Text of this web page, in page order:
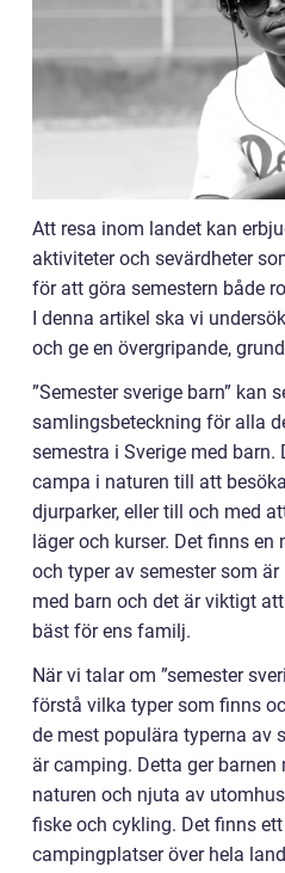
Att resa inom landet kan
aktiviteter och sevärdheter
för att göra semestern både
I denna artikel ska vi
och ge en övergripande,
”Semester sverige barn” kan
samlingsbeteckning för alla
semestra i Sverige med
campa i naturen till att
djurparker, eller till och med
läger och kurser. Det finns
och typer av semester som
med barn och det är viktigt
bäst för ens familj.
När vi talar om ”semester
förstå vilka typer som finns
de mest populära typerna av
är camping. Detta ger
naturen och njuta av
fiske och cykling. Det finns
campingplatser över hela